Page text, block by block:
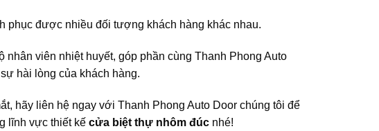
được nhiều đối tượng khách hàng khác nhau.
viên nhiệt huyết, góp phần cùng Thanh Phong Auto
hài lòng của khách hàng.
hãy liên hệ ngay với Thanh Phong Auto Door chúng tôi để
lĩnh vực thiết kế cửa biệt thự nhôm đúc nhé!